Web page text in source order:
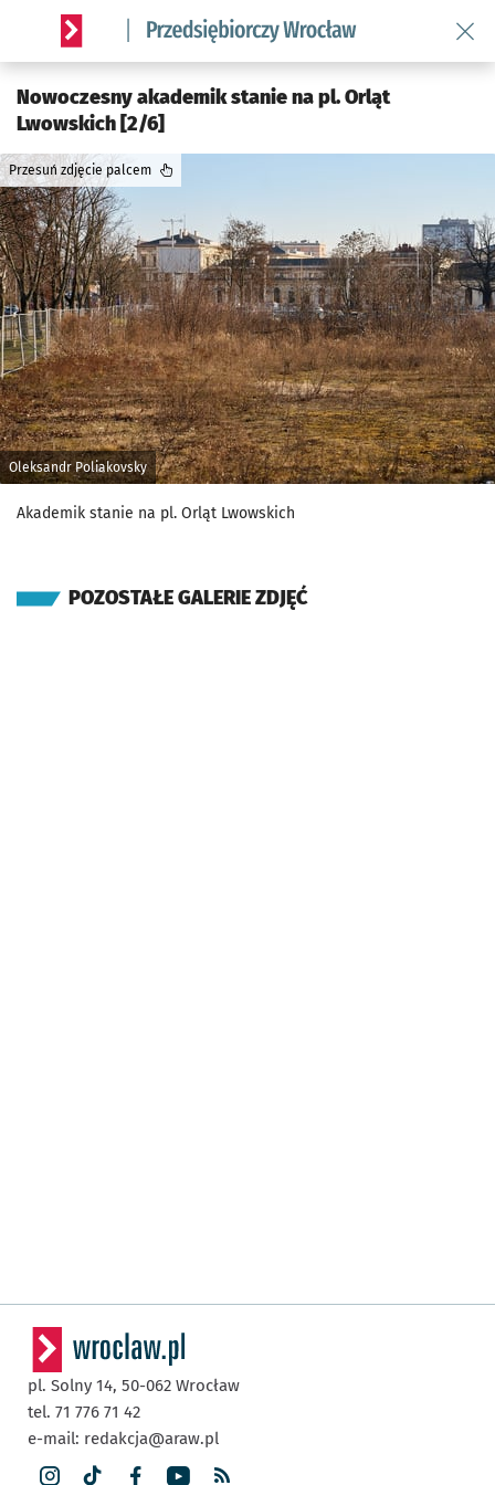
Serwis informacyjny wroclaw.pl podserwis: Strategia
Nowoczesny akademik stanie na pl. Orląt
Lwowskich [2/6]
Oleksandr Poliakovsky
Przesuń zdjęcie palcem
Akademik stanie na pl. Orląt Lwowskich
POZOSTAŁE GALERIE ZDJĘĆ
pl. Solny 14, 50-062 Wrocław
tel. 71 776 71 42
e-mail: redakcja@araw.pl